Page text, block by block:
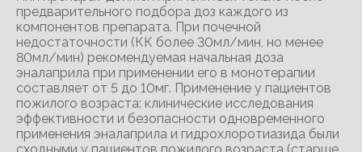
предварительного подбора доз каждого из
компонентов препарата. При почечной
недостаточности (КК более 30мл/мин, но менее
80мл/мин) рекомендуемая начальная доза
эналаприла при применении его в монотерапии
составляет от 5 до 10мг. Применение у пациентов
пожилого возраста: клинические исследования
эффективности и безопасности одновременного
применения эналаприла и гидрохлоротиазида были